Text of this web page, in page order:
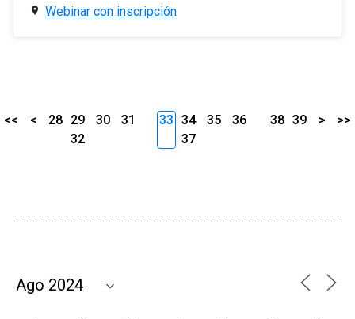
Webinar con inscripción
<< < 28 29 30
31
32
33 34 35
36
37
38 39 > >>